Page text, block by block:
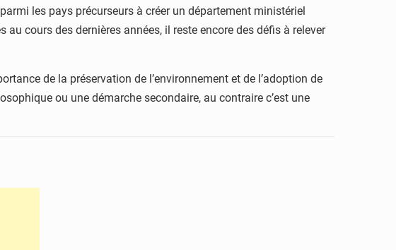
les pays précurseurs à créer un département ministériel
cours des dernières années, il reste encore des défis à relever
de la préservation de l’environnement et de l’adoption de
ou une démarche secondaire, au contraire c’est une